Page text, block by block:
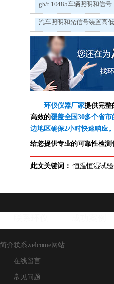
gb/t 10485车辆照明和信号
汽车照明和光信号装置高
环仪仪器厂家提供完整
高效的覆盖全国30多个省
边地区确保2小时快速响应
给您提供专业的可靠性检测
此文关键词： 恒温恒湿试
介联系welcome网站
在线留言
常见问题